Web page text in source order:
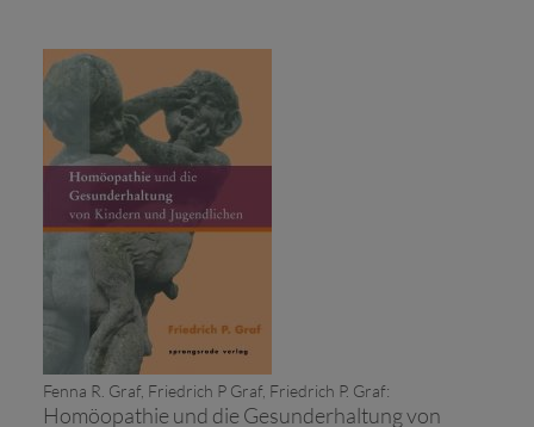
Fenna R. Graf, Friedrich P Graf, Friedrich P. Graf:
Homöopathie und die Gesunderhaltung von